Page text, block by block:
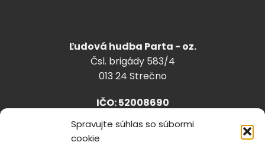
Spravujte súhlas so súbormi
cookie
Ľudová hudba Parta - oz.
Čsl. brigády 583/4
013 24 Strečno
IČO: 52008690